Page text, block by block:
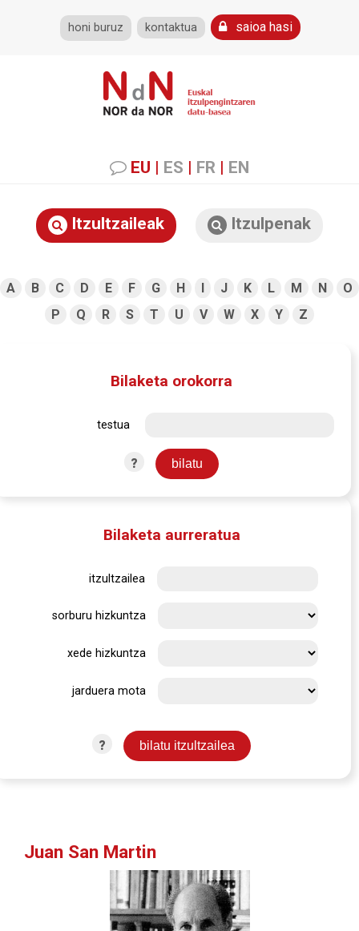
honi buruz kontaktua saioa hasi
EU | ES | FR | EN
Itzultzaileak Itzulpenak
A B C D E F G H I J K L M N
O
P
Q R S T U V W X Y Z
Bilaketa orokorra
testua
?
Bilaketa aurreratua
itzultzailea
sorburu hizkuntza
xede hizkuntza
jarduera mota
?
Juan San Martin